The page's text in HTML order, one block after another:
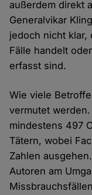
außerdem direkt
Generalvikar
jedoch nicht klar,
Fälle handelt
erfasst sind.
Wie viele
vermutet
mindestens 497
Tätern, wobei
Zahlen ausgehen.
Autoren am